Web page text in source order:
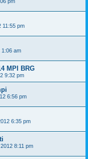
11:55 pm
1:06 am
MPI BRG
9:32 pm
6:56 pm
6:35 pm
8:11 pm